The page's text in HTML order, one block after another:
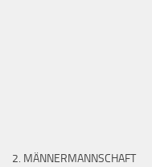
2. MÄNNERMANNSCHAFT